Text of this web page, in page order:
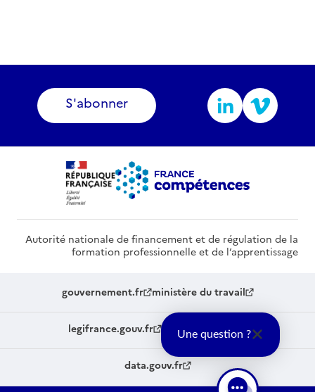
S'abonner
Autorité nationale de financement et de régulation de la
formation professionnelle et de l’apprentissage
gouvernement.fr ministère du travail
legifrance.gouv.fr service-public.fr
data.gouv.fr
Une question ?